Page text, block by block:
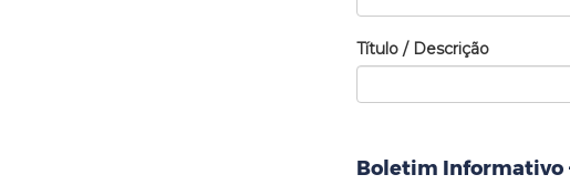
Título / Descrição
Boletim Informativo -